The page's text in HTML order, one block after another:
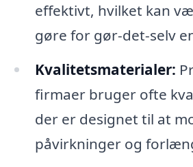
effektivt, hvilket kan
gøre for gør-det-selv
Kvalitetsmaterialer:
firmaer bruger ofte
der er designet til at
påvirkninger og